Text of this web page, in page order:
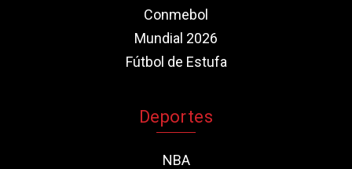
Conmebol
Mundial 2026
Fútbol de Estufa
Deportes
NBA